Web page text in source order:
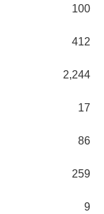
100
412
2,244
17
86
259
9